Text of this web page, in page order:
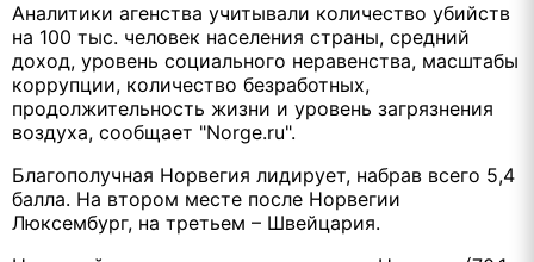
Аналитики агенства учитывали количество убийств
на 100 тыс. человек населения страны, средний
доход, уровень социального неравенства, масштабы
коррупции, количество безработных,
продолжительность жизни и уровень загрязнения
воздуха, сообщает "Norge.ru".
Благополучная Норвегия лидирует, набрав всего 5,4
балла. На втором месте после Норвегии
Люксембург, на третьем – Швейцария.